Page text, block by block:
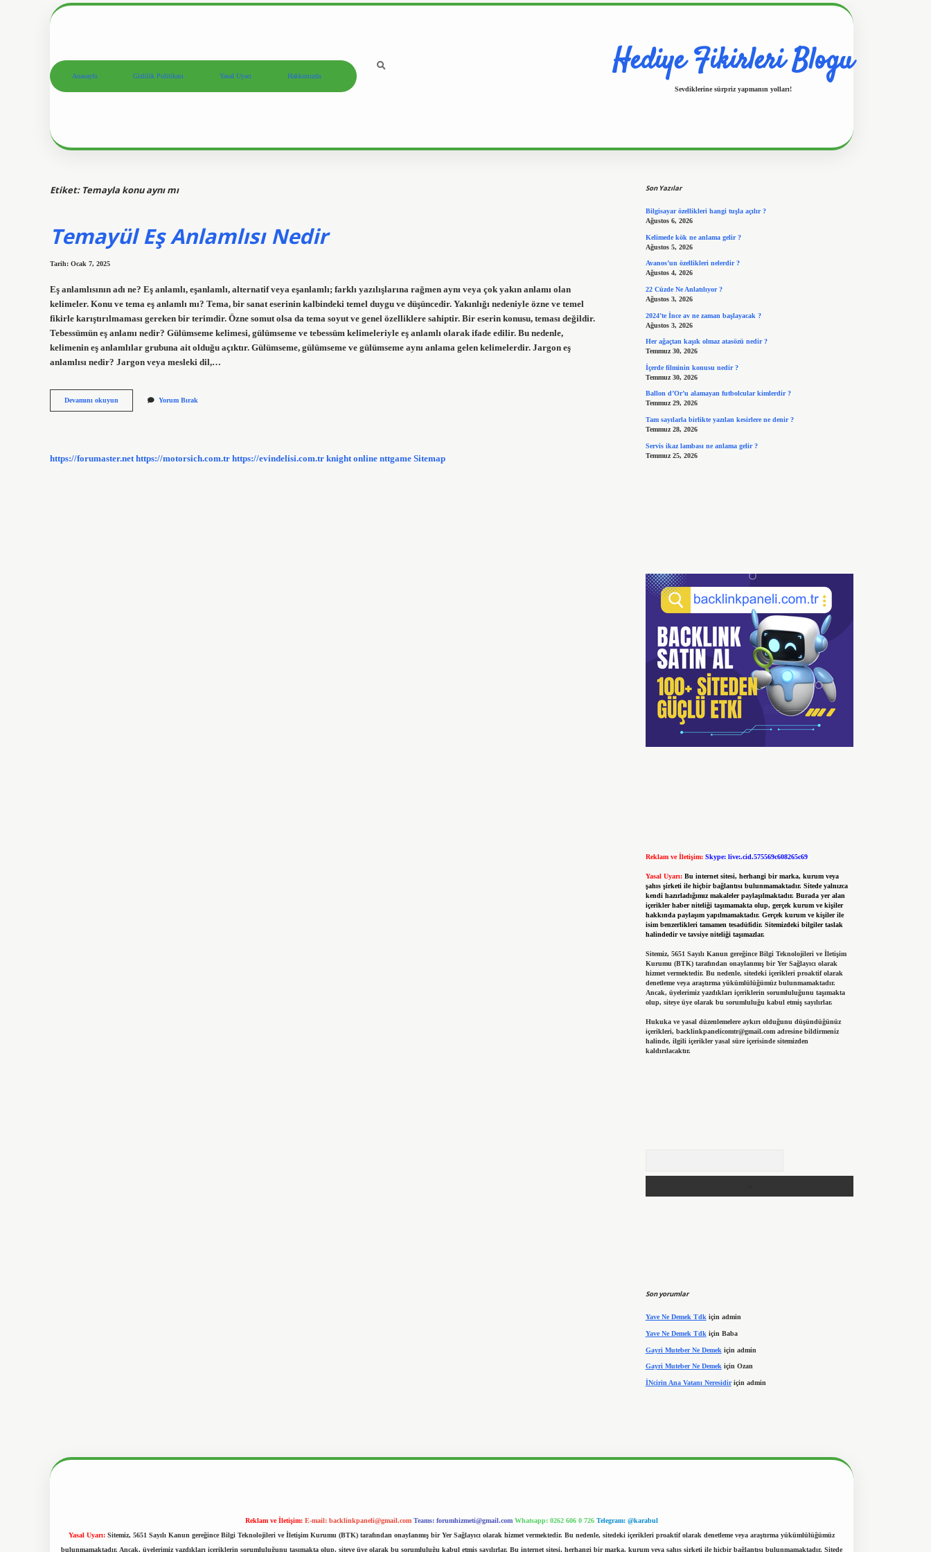
Anasayfa Gizlilik Politikası Yasal Uyarı Hakkımızda Hediye Fikirleri Blogu
Sevdiklerine sürpriz yapmanın yolları!
Etiket: Temayla konu aynı mı
Temayül Eş Anlamlısı Nedir
Tarih: Ocak 7, 2025
Eş anlamlısının adı ne? Eş anlamlı, eşanlamlı, alternatif veya eşanlamlı; farklı yazılışlarına rağmen aynı veya çok yakın anlamı olan
kelimeler. Konu ve tema eş anlamlı mı? Tema, bir sanat eserinin kalbindeki temel duygu ve düşüncedir. Yakınlığı nedeniyle özne ve temel
fikirle karıştırılmaması gereken bir terimdir. Özne somut olsa da tema soyut ve genel özelliklere sahiptir. Bir eserin konusu, teması değildir.
Tebessümün eş anlamı nedir? Gülümseme kelimesi, gülümseme ve tebessüm kelimeleriyle eş anlamlı olarak ifade edilir. Bu nedenle,
kelimenin eş anlamlılar grubuna ait olduğu açıktır. Gülümseme, gülümseme ve gülümseme aynı anlama gelen kelimelerdir. Jargon eş
anlamlısı nedir? Jargon veya mesleki dil,…
Devamını okuyun
Eş
Yorum Bırak
https://forumaster.net https://motorsich.com.tr https://evindelisi.com.tr knight online nttgame Sitemap
Son Yazılar
Bilgisayar özellikleri hangi tuşla açılır ?
Ağustos 6, 2026
Kelimede kök ne anlama gelir ?
Ağustos 5, 2026
Avanos’un özellikleri nelerdir ?
Ağustos 4, 2026
22 Cüzde Ne Anlatılıyor ?
Ağustos 3, 2026
2024’te İnce av ne zaman başlayacak ?
Ağustos 3, 2026
Her ağaçtan kaşık olmaz atasözü nedir ?
Temmuz 30, 2026
İçerde filminin konusu nedir ?
Temmuz 30, 2026
Ballon d’Or’u alamayan futbolcular kimlerdir ?
Temmuz 29, 2026
Tam sayılarla birlikte yazılan kesirlere ne denir ?
Temmuz 28, 2026
Servis ikaz lambası ne anlama gelir ?
Temmuz 25, 2026
Reklam ve İletişim: Skype: live:.cid.575569c608265c69
Yasal Uyarı: Bu internet sitesi, herhangi bir marka, kurum veya
şahıs şirketi ile hiçbir bağlantısı bulunmamaktadır. Sitede yalnızca
kendi hazırladığımız makaleler paylaşılmaktadır. Burada yer alan
içerikler haber niteliği taşımamakta olup, gerçek kurum ve kişiler
hakkında paylaşım yapılmamaktadır. Gerçek kurum ve kişiler ile
isim benzerlikleri tamamen tesadüfidir. Sitemizdeki bilgiler taslak
halindedir ve tavsiye niteliği taşımazlar.
Sitemiz, 5651 Sayılı Kanun gereğince Bilgi Teknolojileri ve İletişim
Kurumu (BTK) tarafından onaylanmış bir Yer Sağlayıcı olarak
hizmet vermektedir. Bu nedenle, sitedeki içerikleri proaktif olarak
denetleme veya araştırma yükümlülüğümüz bulunmamaktadır.
Ancak, üyelerimiz yazdıkları içeriklerin sorumluluğunu taşımakta
olup, siteye üye olarak bu sorumluluğu kabul etmiş sayılırlar.
Hukuka ve yasal düzenlemelere aykırı olduğunu düşündüğünüz
içerikleri, backlinkpanelicomtr@gmail.comadresine bildirmeniz
halinde, ilgili içerikler yasal süre içerisinde sitemizden
kaldırılacaktır.
Son yorumlar
Yave Ne Demek Tdkiçin admin
Yave Ne Demek Tdk için Baba
Gayri Muteber Ne Demek için admin
Gayri Muteber Ne Demek için Ozan
İNcirin Ana Vatanı Neresidiriçin admin
Reklam ve İletişim: E-mail: backlinkpaneli@gmail.com Teams: forumhizmeti@gmail.com Whatsapp: 0262 606 0 726 Telegram: @karabul
Yasal Uyarı: Sitemiz, 5651 Sayılı Kanun gereğince Bilgi Teknolojileri ve İletişim Kurumu (BTK) tarafından onaylanmış bir Yer Sağlayıcı olarak hizmet vermektedir. Bu nedenle, sitedeki içerikleri proaktif olarak denetleme veya araştırma yükümlülüğümüz
bulunmamaktadır. Ancak, üyelerimiz yazdıkları içeriklerin sorumluluğunu taşımakta olup, siteye üye olarak bu sorumluluğu kabul etmiş sayılırlar. Bu internet sitesi, herhangi bir marka, kurum veya şahıs şirketi ile hiçbir bağlantısı bulunmamaktadır. Sitede